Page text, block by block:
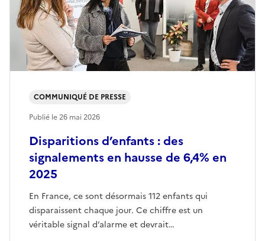
Disparitions d’enfants : des
signalements en hausse de 6,4% en
2025
En France, ce sont désormais 112 enfants qui
disparaissent chaque jour. Ce chiffre est un
véritable signal d’alarme et devrait…
COMMUNIQUÉ DE PRESSE
Publié le26 mai 2026